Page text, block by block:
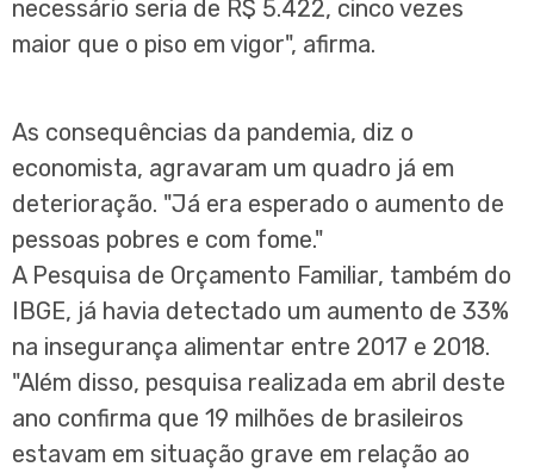
necessário seria de R$ 5.422, cinco vezes
maior que o piso em vigor", afirma.
As consequências da pandemia, diz o
economista, agravaram um quadro já em
deterioração. "Já era esperado o aumento de
pessoas pobres e com fome."
A Pesquisa de Orçamento Familiar, também do
IBGE, já havia detectado um aumento de 33%
na insegurança alimentar entre 2017 e 2018.
"Além disso, pesquisa realizada em abril deste
ano confirma que 19 milhões de brasileiros
estavam em situação grave em relação ao